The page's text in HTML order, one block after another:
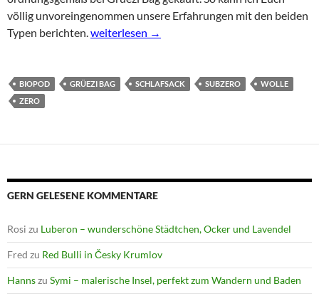
völlig unvoreingenommen unsere Erfahrungen mit den beiden
Typen berichten.Coming soon – Schlafsack Vergleichstest:
weiterlesen →
BIOPOD GRÜEZI BAG SCHLAFSACK SUBZERO
WOLLE
ZERO
GERN GELESENE KOMMENTARE
Rosi zu Luberon – wunderschöne Städtchen, Ocker und Lavendel
Fred zu Red Bulli in Česky Krumlov
Hannszu Symi – malerische Insel, perfekt zum Wandern und Baden